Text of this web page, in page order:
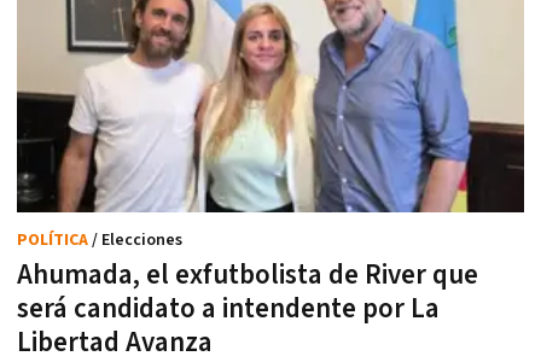
Ahumada, el exfutbolista de River que
será candidato a intendente por La
Libertad Avanza
POLÍTICA/ Elecciones